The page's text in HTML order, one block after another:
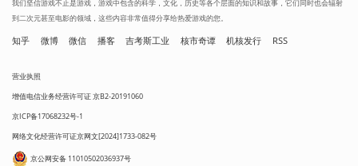
我们坚信游戏不止是游戏，游戏中包含的科学，文化，历史等各个层面的知识和故事，它们同时也会辐射
到二次元甚至电影的领域，这些内容非常值得分享给热爱游戏的您。
知乎 微博 微信 播客 吉考斯工业 核市奇谭 机核发行 RSS
营业执照
增值电信业务经营许可证 京B2-20191060
京ICP备17068232号-1
网络文化经营许可证京网文[2024]1733-082号
京公网安备 11010502036937号